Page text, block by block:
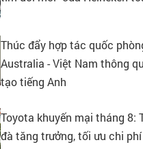
Thúc đẩy hợp tác quốc
Australia - Việt Nam thông
tạo tiếng Anh
Toyota khuyến mại tháng 8:
đà tăng trưởng, tối ưu chi